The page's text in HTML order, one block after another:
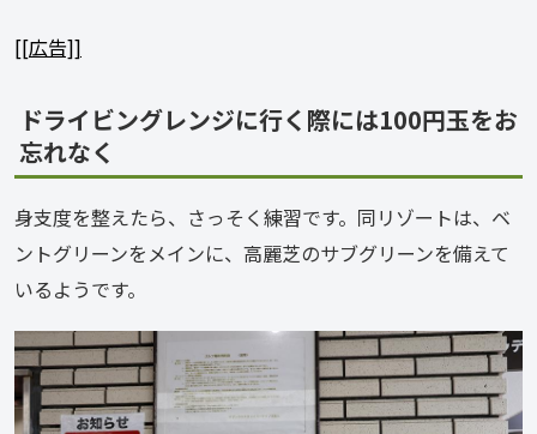
[[広告]]
ドライビングレンジに行く際には100円玉をお
忘れなく
身支度を整えたら、さっそく練習です。同リゾートは、ベ
ントグリーンをメインに、高麗芝のサブグリーンを備えて
いるようです。